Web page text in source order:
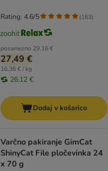
posamezno 29,16 €
27,49 €
16,36 € / kg
26,12 €
Rating: 4.6/5 (163)
Dodaj v košarico
Varčno pakiranje GimCat
ShinyCat File pločevinka 24
x 70 g